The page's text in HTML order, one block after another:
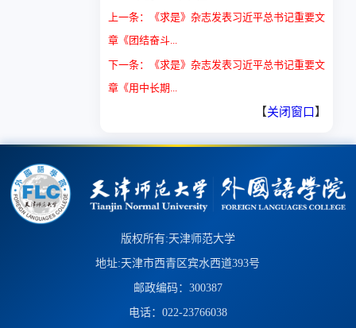
上一条：《求是》杂志发表习近平总书记重要文
章《团结奋斗...
下一条：《求是》杂志发表习近平总书记重要文
章《用中长期...
【关闭窗口 】
版权所有:天津师范大学
地址:天津市西青区宾水西道393号
邮政编码：300387
电话：022-23766038